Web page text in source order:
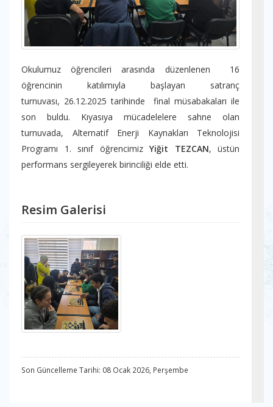
Okulumuz öğrencileri arasında düzenlenen 16
öğrencinin katılımıyla başlayan satranç
turnuvası, 26.12.2025 tarihinde final müsabakaları ile
son buldu. Kıyasıya mücadelelere sahne olan
turnuvada, Alternatif Enerji Kaynakları Teknolojisi
Programı 1. sınıf öğrencimiz Yiğit TEZCAN, üstün
performans sergileyerek birinciliği elde etti.
Resim Galerisi
Son Güncelleme Tarihi: 08 Ocak 2026, Perşembe